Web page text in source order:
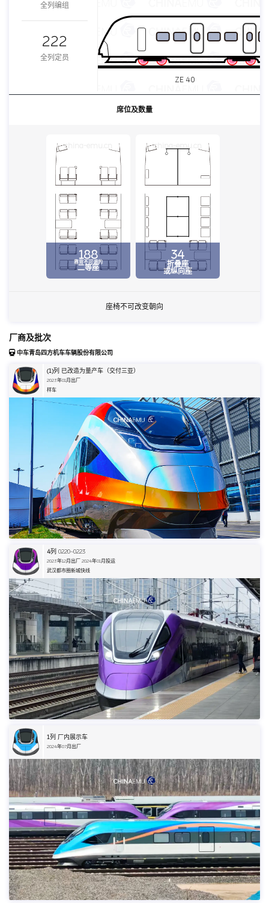
全列编组
222
全列定员
ZE 40
席位及数量
188
靠背不可调的
二等座
china-emu.cn
34
折叠座
或纵向座
china-emu.cn
座椅不可改变朝向
厂商及批次
中车青岛四方机车车辆股份有限公司
(1)列 已改造为量产车（交付三亚）
2023年01月出厂
样车
4列 0220~0223
2023年12月出厂 2024年01月投运
武汉都市圈新城快线
1列 厂内展示车
2024年07月出厂